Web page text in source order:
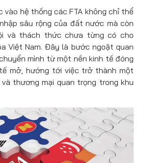
vào hệ thống các FTA không chỉ thể
sâu rộng của đất nước mà còn
và thách thức chưa từng có cho
Việt Nam. Đây là bước ngoặt quan
mình từ một nền kinh tế đóng
mở, hướng tới việc trở thành một
thương mại quan trọng trong khu